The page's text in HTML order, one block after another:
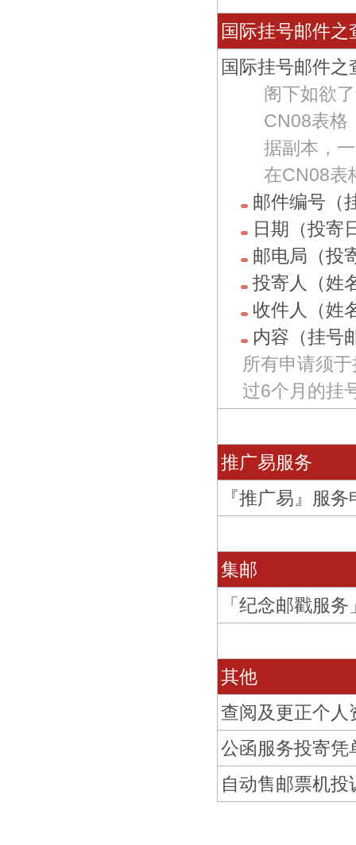
国际挂号邮件之
国际挂号邮件之
阁下如欲
CN08表格
据副本，
在CN08表
邮件编号（
日期（投寄
邮电局（投
投寄人（姓
收件人（姓
内容（挂号
所有申请须
过6个月的挂
推广易服务
『推广易』服
集邮
「纪念邮戳服
其他
查阅及更正个人
公函服务投寄凭
自动售邮票机投